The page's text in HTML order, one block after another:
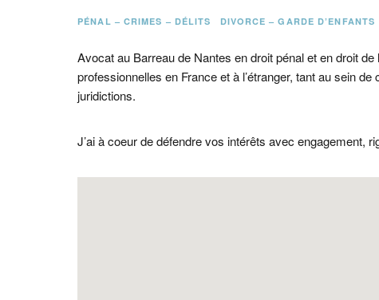
PÉNAL – CRIMES – DÉLITS DIVORCE – GARDE D’ENFANTS
Avocat au Barreau de Nantes en droit pénal et en droit
professionnelles en France et à l’étranger, tant au sein
juridictions.
J’ai à coeur de défendre vos intérêts avec engagement,